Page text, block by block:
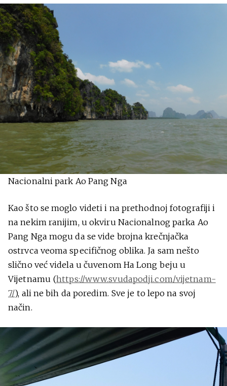
Nacionalni park Ao Pang Nga
Kao što se moglo videti i na prethodnoj fotografiji i
na nekim ranijim, u okviru Nacionalnog parka Ao
Pang Nga mogu da se vide brojna krečnjačka
ostrvca veoma specifičnog oblika. Ja sam nešto
slično već videla u čuvenom Ha Long beju u
Vijetnamu (https://www.svudapodji.com/vijetnam-
7/), ali ne bih da poredim. Sve je to lepo na svoj
način.